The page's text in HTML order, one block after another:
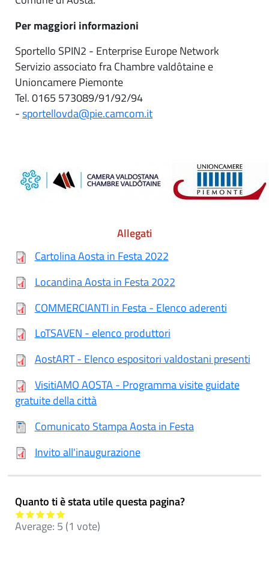
Per maggiori informazioni
Sportello SPIN2 - Enterprise Europe Network
Servizio associato fra Chambre valdôtaine e
Unioncamere Piemonte
Tel. 0165 573089/91/92/94
-sportellovda@pie.camcom.it
Allegati
Cartolina Aosta in Festa 2022
Locandina Aosta in Festa 2022
COMMERCIANTI in Festa - Elenco aderenti
LoTSAVEN - elenco produttori
AostART - Elenco espositori valdostani presenti
VisitiAMO AOSTA - Programma visite guidate
gratuite della città
Comunicato Stampa Aosta in Festa
Invito all'inaugurazione
Quanto ti è stata utile questa pagina?
Average: 5 (1 vote)